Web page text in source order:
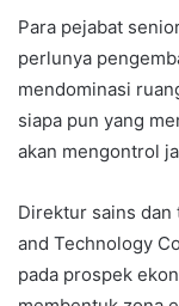
Para pejabat
perlunya
mendominasi
siapa pun yang
akan mengontrol
Direktur sains
and Technology
pada prospek